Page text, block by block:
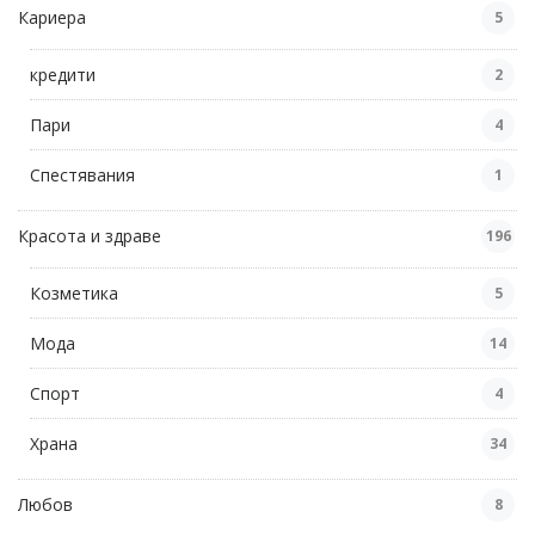
Кариера 5
кредити 2
Пари 4
Спестявания 1
Красота и здраве 196
Козметика 5
Мода 14
Спорт 4
Храна 34
Любов 8